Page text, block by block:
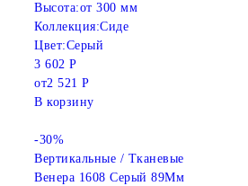
Высота:от 300 мм
Коллекция:Сиде
Цвет:Серый
3 602 Р
от2 521 Р
В корзину
-30%
Вертикальные / Тканевые
Венера 1608 Серый 89Мм